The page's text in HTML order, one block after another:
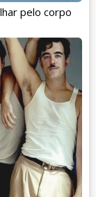
pelo corpo